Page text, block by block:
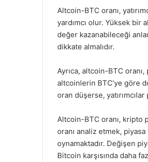
Altcoin-BTC oranı,
yardımcı olur. Yüksek bir
değer kazanabileceği
dikkate almalıdır.
Ayrıca, altcoin-BTC oranı,
altcoinlerin BTC’ye göre
oran düşerse,
Altcoin-BTC oranı, kripto
oranı analiz etmek,
oynamaktadır. Değişen
Bitcoin karşısında daha